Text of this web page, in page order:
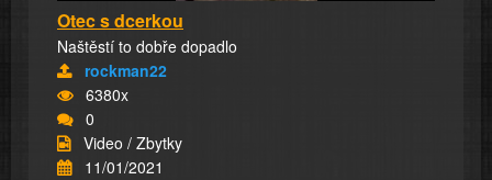
Otec s dcerkou
Naštěstí to dobře dopadlo
rockman22
6380x
0
Video / Zbytky
11/01/2021